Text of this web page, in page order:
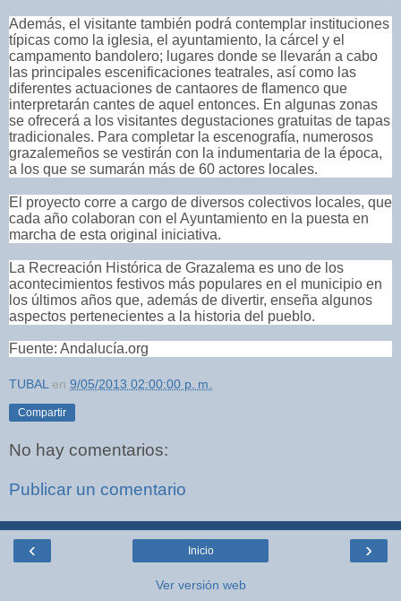
Además, el visitante también podrá contemplar instituciones
típicas como la iglesia, el ayuntamiento, la cárcel y el
campamento bandolero; lugares donde se llevarán a cabo
las principales escenificaciones teatrales, así como las
diferentes actuaciones de cantaores de flamenco que
interpretarán cantes de aquel entonces. En algunas zonas
se ofrecerá a los visitantes degustaciones gratuitas de tapas
tradicionales. Para completar la escenografía, numerosos
grazalemeños se vestirán con la indumentaria de la época,
a los que se sumarán más de 60 actores locales.
El proyecto corre a cargo de diversos colectivos locales, que
cada año colaboran con el Ayuntamiento en la puesta en
marcha de esta original iniciativa.
La Recreación Histórica de Grazalema es uno de los
acontecimientos festivos más populares en el municipio en
los últimos años que, además de divertir, enseña algunos
aspectos pertenecientes a la historia del pueblo.
Fuente: Andalucía.org
TUBAL en 9/05/2013 02:00:00 p. m.
Compartir
No hay comentarios:
Publicar un comentario
‹ ›
Inicio
Ver versión web